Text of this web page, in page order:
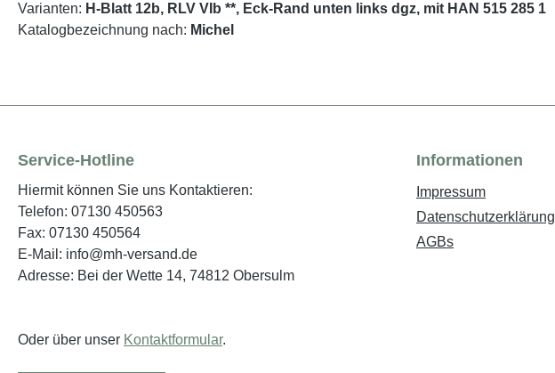
Varianten: H-Blatt 12b, RLV VIb **, Eck-Rand unten links dgz, mit HAN 515 285 1
Katalogbezeichnung nach: Michel
Service-Hotline
Hiermit können Sie uns Kontaktieren:
Telefon: 07130 450563
Fax: 07130 450564
E-Mail: info@mh-versand.de
Adresse: Bei der Wette 14, 74812 Obersulm
Oder über unser Kontaktformular.
Informationen
Impressum
Datenschutzerklärung
AGBs